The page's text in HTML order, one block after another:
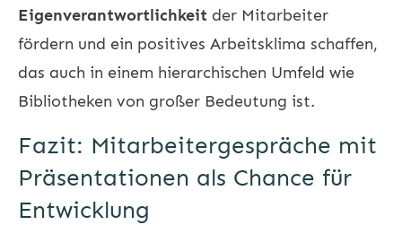
Eigenverantwortlichkeit der Mitarbeiter
fördern und ein positives Arbeitsklima schaffen,
das auch in einem hierarchischen Umfeld wie
Bibliotheken von großer Bedeutung ist.
Fazit: Mitarbeitergespräche mit
Präsentationen als Chance für
Entwicklung